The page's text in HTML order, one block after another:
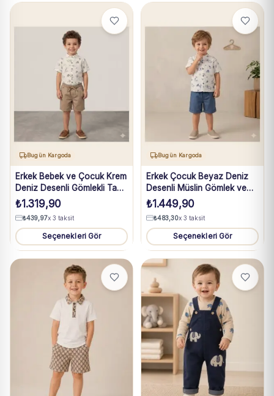
Bugün Kargoda
Erkek Bebek ve Çocuk Krem
Deniz Desenli Gömlekli Taba
Şortlu Müslin Takım 1-4 Yaş
₺1.319,90
₺439,97x 3 taksit
Seçenekleri Gör
Bugün Kargoda
Erkek Çocuk Beyaz Deniz
Desenli Müslin Gömlek ve
Mavi Şort Takım 5-8 Yaş
₺1.449,90
₺483,30x 3 taksit
Seçenekleri Gör